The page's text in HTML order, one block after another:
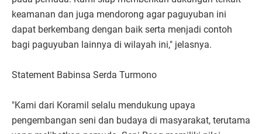
keamanan dan juga mendorong agar paguyuban ini
dapat berkembang dengan baik serta menjadi contoh
bagi paguyuban lainnya di wilayah ini," jelasnya.
Statement Babinsa Serda Turmono
"Kami dari Koramil selalu mendukung upaya
pengembangan seni dan budaya di masyarakat, terutama